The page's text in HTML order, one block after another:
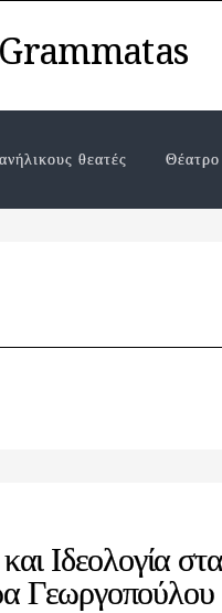
θεατές Θέατρο
και Ιδεολογία
Γεωργοπούλου